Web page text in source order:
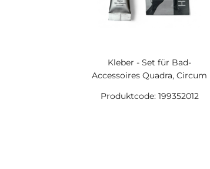
Kleber - Set für Bad-
Accessoires Quadra, Circum
Produktcode: 199352012